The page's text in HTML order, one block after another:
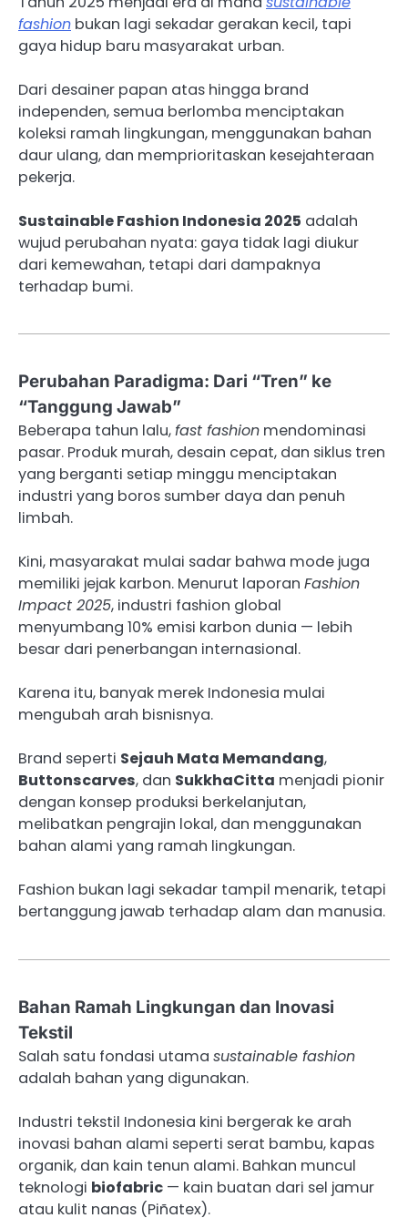
fashion bukan lagi sekadar gerakan kecil, tapi
gaya hidup baru masyarakat urban.
Dari desainer papan atas hingga brand
independen, semua berlomba menciptakan
koleksi ramah lingkungan, menggunakan bahan
daur ulang, dan memprioritaskan kesejahteraan
pekerja.
Sustainable Fashion Indonesia 2025 adalah
wujud perubahan nyata: gaya tidak lagi diukur
dari kemewahan, tetapi dari dampaknya
terhadap bumi.
Perubahan Paradigma: Dari “Tren” ke
“Tanggung Jawab”
Beberapa tahun lalu,fast fashion mendominasi
pasar. Produk murah, desain cepat, dan siklus tren
yang berganti setiap minggu menciptakan
industri yang boros sumber daya dan penuh
limbah.
Kini, masyarakat mulai sadar bahwa mode juga
memiliki jejak karbon. Menurut laporan Fashion
Impact 2025, industri fashion global
menyumbang 10% emisi karbon dunia — lebih
besar dari penerbangan internasional.
Karena itu, banyak merek Indonesia mulai
mengubah arah bisnisnya.
Brand seperti Sejauh Mata Memandang,
Buttonscarves, dan SukkhaCitta menjadi pionir
dengan konsep produksi berkelanjutan,
melibatkan pengrajin lokal, dan menggunakan
bahan alami yang ramah lingkungan.
Fashion bukan lagi sekadar tampil menarik, tetapi
bertanggung jawab terhadap alam dan manusia.
Bahan Ramah Lingkungan dan Inovasi
Tekstil
Salah satu fondasi utama sustainable fashion
adalah bahan yang digunakan.
Industri tekstil Indonesia kini bergerak ke arah
inovasi bahan alami seperti serat bambu, kapas
organik, dan kain tenun alami. Bahkan muncul
teknologi biofabric — kain buatan dari sel jamur
atau kulit nanas (Piñatex).